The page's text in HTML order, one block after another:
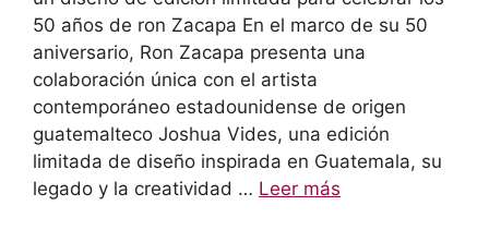
50 años de ron Zacapa En el marco de su 50
aniversario, Ron Zacapa presenta una
colaboración única con el artista
contemporáneo estadounidense de origen
guatemalteco Joshua Vides, una edición
limitada de diseño inspirada en Guatemala, su
legado y la creatividad … Leer más